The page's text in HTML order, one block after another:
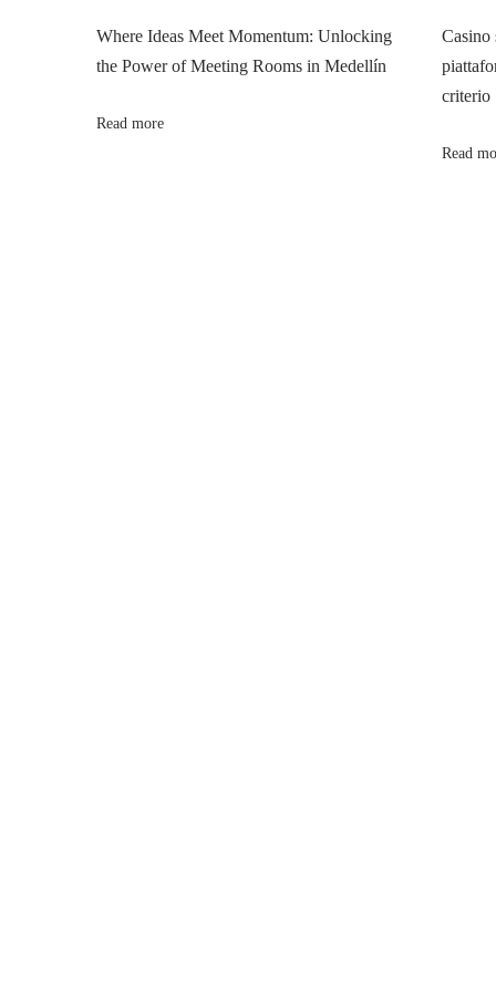
n
a
v
o
s
Where Ideas Meet Momentum: Unlocking
the Power of Meeting Rooms in Medellín
Read more
Casino
criterio
Read